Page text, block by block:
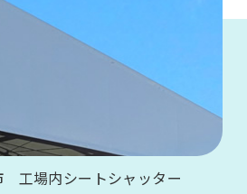
工場内シートシャッター